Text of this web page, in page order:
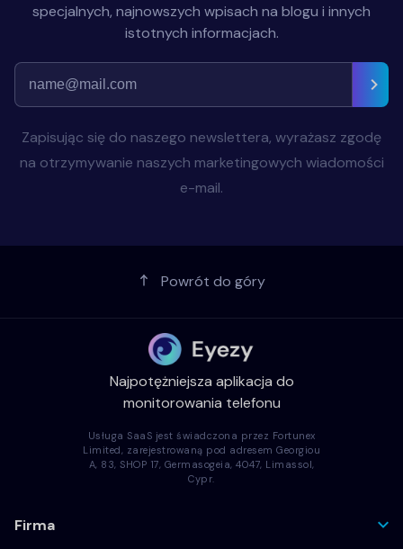
specjalnych, najnowszych wpisach na blogu i innych
istotnych informacjach.
Zapisując się do naszego newslettera, wyrażasz zgodę
na otrzymywanie naszych marketingowych wiadomości
e-mail.
Powrót do góry
Najpotężniejsza aplikacja do
monitorowania telefonu
Usługa SaaS jest świadczona przez Fortunex
Limited, zarejestrowaną pod adresem Georgiou
A, 83, SHOP 17, Germasogeia, 4047, Limassol,
Cypr.
Firma